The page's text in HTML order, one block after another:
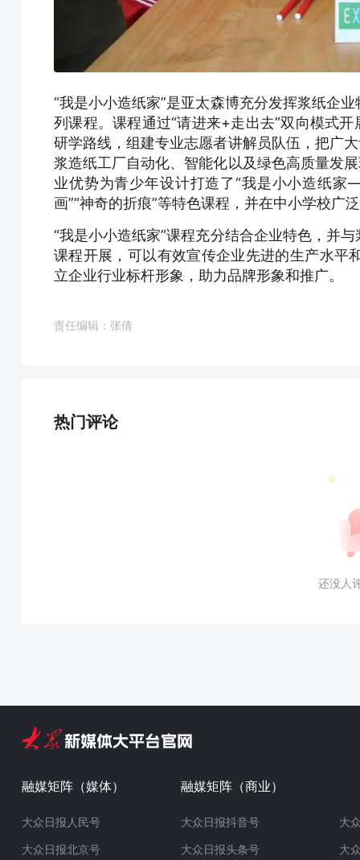
“我是小小造纸家”是亚太森博充分发挥浆纸企
列课程。课程通过“请进来+走出去”双向模式
研学路线，组建专业志愿者讲解员队伍，把广
浆造纸工厂自动化、智能化以及绿色高质量发
业优势为青少年设计打造了“我是小小造纸
画”“神奇的折痕”等特色课程，并在中小学校广
“我是小小造纸家”课程充分结合企业特色，并
课程开展，可以有效宣传企业先进的生产水平
立企业行业标杆形象，助力品牌形象和推广。
责任编辑：张倩
热门评论
还没人
融媒矩阵（媒体）
大众日报人民号
大众日报北京号
融媒矩阵（商业）
大众日报抖音号
大众日报头条号
大
大